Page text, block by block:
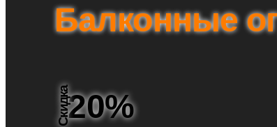
Балконные
Скидка20%